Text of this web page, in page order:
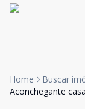
Home
Buscar
Aconchegante